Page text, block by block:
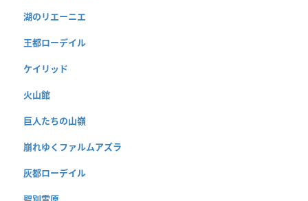
湖のリエーニエ
王都ローデイル
ケイリッド
火山館
巨人たちの山嶺
崩れゆくファルムアズラ
灰都ローデイル